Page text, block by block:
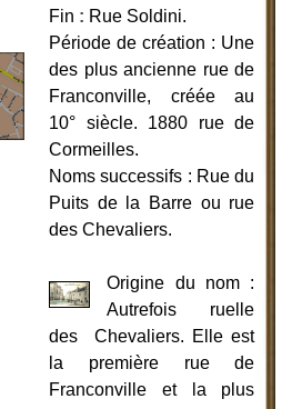
Fin : Rue Soldini.
Période de création : Une
des plus ancienne rue de
Franconville, créée au
10° siècle. 1880 rue de
Cormeilles.
Noms successifs : Rue du
Puits de la Barre ou rue
des Chevaliers.
Origine du nom :
Autrefois ruelle
des Chevaliers. Elle est
la première rue de
Franconville et la plus